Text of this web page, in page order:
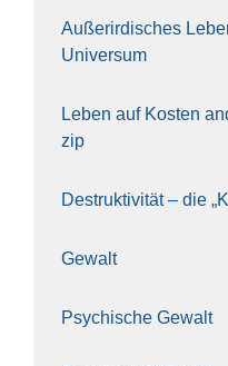
Außer­ir­di­sches
Uni­ver­sum
Leben auf Kos­ten
zip
Destruk­ti­vi­tät – die
Gewalt
Psy­chi­sche Gewalt